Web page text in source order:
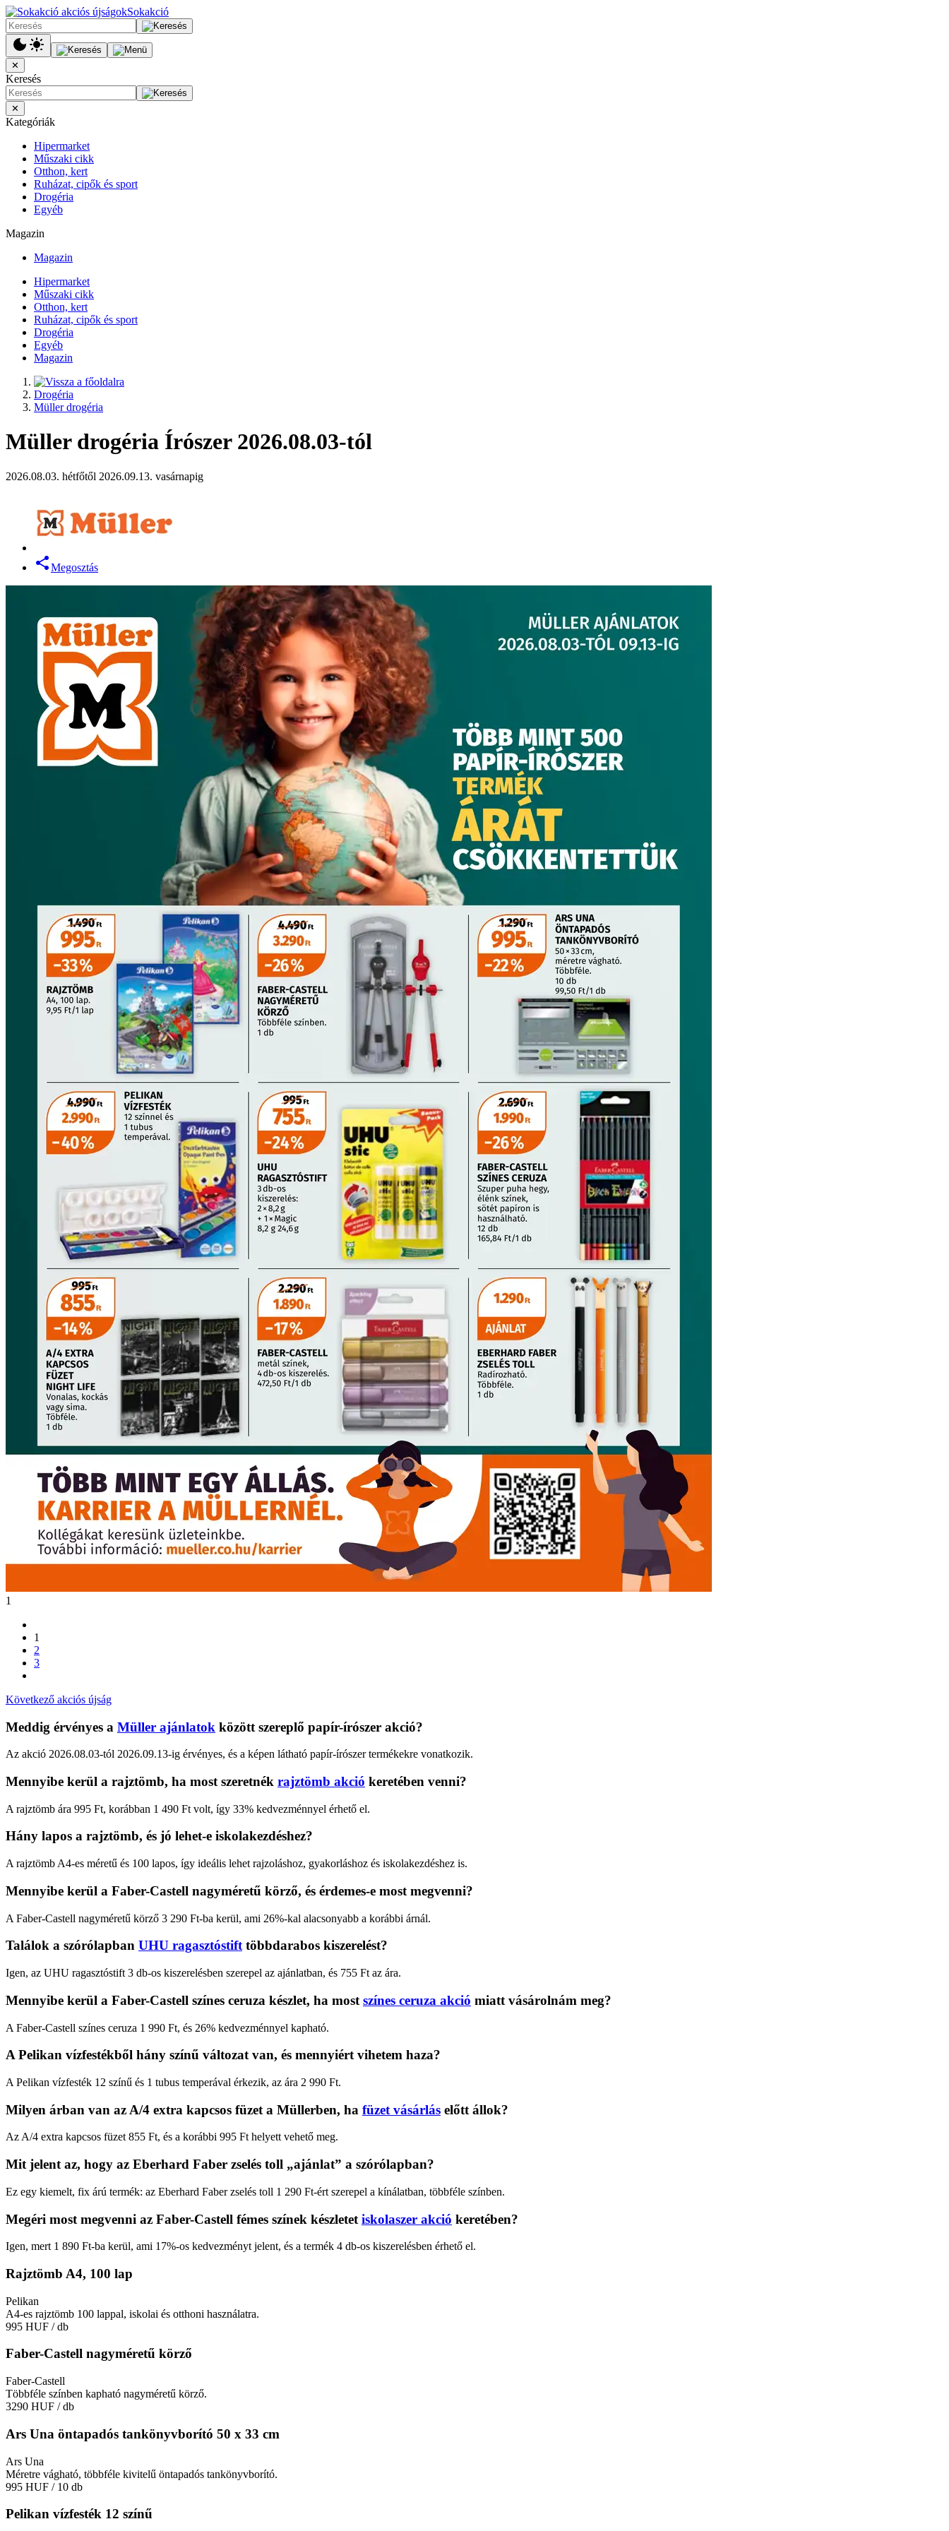
Sokakció
✕
Keresés
✕
Kategóriák
Hipermarket
Műszaki cikk
Otthon, kert
Ruházat, cipők és sport
Drogéria
Egyéb
Magazin
Magazin
Hipermarket
Műszaki cikk
Otthon, kert
Ruházat, cipők és sport
Drogéria
Egyéb
Magazin
Drogéria
Müller drogéria
Müller drogéria Írószer 2026.08.03-tól
2026.08.03. hétfőtől 2026.09.13. vasárnapig
Megosztás
1
1
2
3
Következő akciós újság
Meddig érvényes a Müller ajánlatok között szereplő papír-írószer akció?
Az akció 2026.08.03-tól 2026.09.13-ig érvényes, és a képen látható papír-írószer termékekre vonatkozik.
Mennyibe kerül a rajztömb, ha most szeretnék rajztömb akció keretében venni?
A rajztömb ára 995 Ft, korábban 1 490 Ft volt, így 33% kedvezménnyel érhető el.
Hány lapos a rajztömb, és jó lehet-e iskolakezdéshez?
A rajztömb A4-es méretű és 100 lapos, így ideális lehet rajzoláshoz, gyakorláshoz és iskolakezdéshez is.
Mennyibe kerül a Faber-Castell nagyméretű körző, és érdemes-e most megvenni?
A Faber-Castell nagyméretű körző 3 290 Ft-ba kerül, ami 26%-kal alacsonyabb a korábbi árnál.
Találok a szórólapban UHU ragasztóstifttöbbdarabos kiszerelést?
Igen, az UHU ragasztóstift 3 db-os kiszerelésben szerepel az ajánlatban, és 755 Ft az ára.
Mennyibe kerül a Faber-Castell színes ceruza készlet, ha most színes ceruza akció miatt vásárolnám meg?
A Faber-Castell színes ceruza 1 990 Ft, és 26% kedvezménnyel kapható.
A Pelikan vízfestékből hány színű változat van, és mennyiért vihetem haza?
A Pelikan vízfesték 12 színű és 1 tubus temperával érkezik, az ára 2 990 Ft.
Milyen árban van az A/4 extra kapcsos füzet a Müllerben, ha füzet vásárlás előtt állok?
Az A/4 extra kapcsos füzet 855 Ft, és a korábbi 995 Ft helyett vehető meg.
Mit jelent az, hogy az Eberhard Faber zselés toll „ajánlat” a szórólapban?
Ez egy kiemelt, fix árú termék: az Eberhard Faber zselés toll 1 290 Ft-ért szerepel a kínálatban, többféle színben.
Megéri most megvenni az Faber-Castell fémes színek készletet iskolaszer akció keretében?
Igen, mert 1 890 Ft-ba kerül, ami 17%-os kedvezményt jelent, és a termék 4 db-os kiszerelésben érhető el.
Rajztömb A4, 100 lap
Pelikan
A4-es rajztömb 100 lappal, iskolai és otthoni használatra.
995 HUF / db
Faber-Castell nagyméretű körző
Faber-Castell
Többféle színben kapható nagyméretű körző.
3290 HUF / db
Ars Una öntapadós tankönyvborító 50 x 33 cm
Ars Una
Méretre vágható, többféle kivitelű öntapadós tankönyvborító.
995 HUF / 10 db
Pelikan vízfesték 12 színű